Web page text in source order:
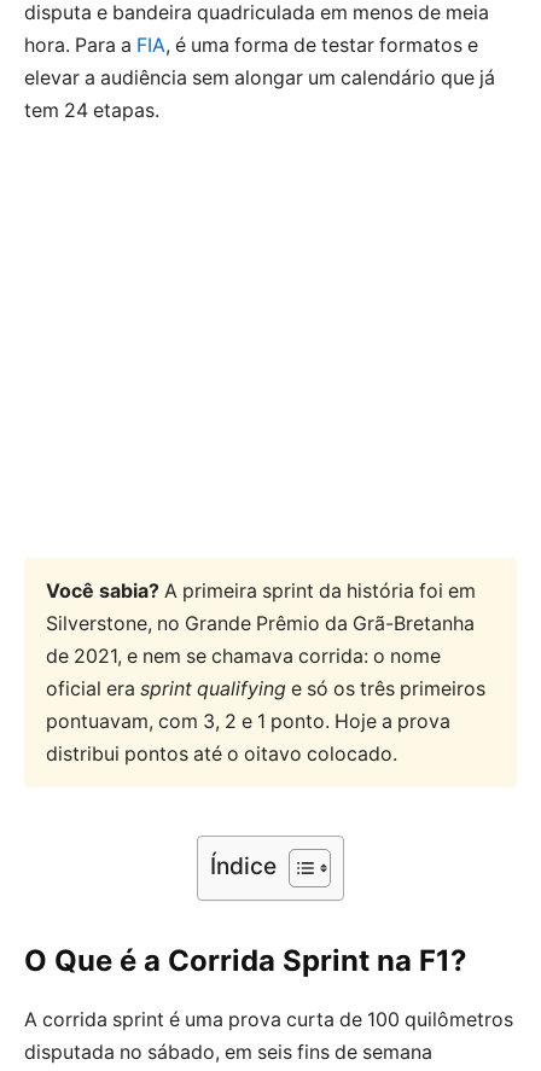
disputa e bandeira quadriculada em menos de meia
hora. Para a FIA, é uma forma de testar formatos e
elevar a audiência sem alongar um calendário que já
tem 24 etapas.
Você sabia?A primeira sprint da história foi em
Silverstone, no Grande Prêmio da Grã-Bretanha
de 2021, e nem se chamava corrida: o nome
oficial era sprint qualifying e só os três primeiros
pontuavam, com 3, 2 e 1 ponto. Hoje a prova
distribui pontos até o oitavo colocado.
Índice
O Que é a Corrida Sprint na F1?
A corrida sprint é uma prova curta de 100 quilômetros
disputada no sábado, em seis fins de semana